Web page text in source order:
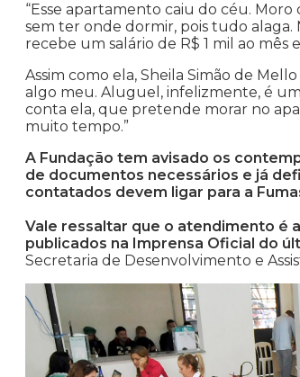
“Esse apartamento caiu do céu.
sem ter onde dormir, pois tudo
recebe um salário de R$ 1 mil ao mês
Assim como ela, Sheila Simão de
algo meu. Aluguel, infelizmente, é
conta ela, que pretende morar no
muito tempo.”
A Fundação tem avisado os
de documentos necessários e já
contatados devem ligar para a
Vale ressaltar que o atendimento é
publicados na Imprensa Oficial do
Secretaria de Desenvolvimento e